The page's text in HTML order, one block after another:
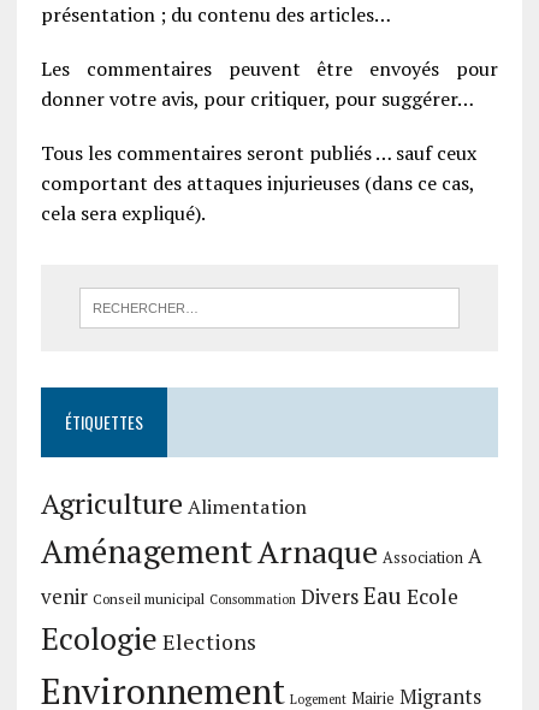
présentation ; du contenu des articles…
Les commentaires peuvent être envoyés pour
donner votre avis, pour critiquer, pour suggérer…
Tous les commentaires seront publiés … sauf ceux
comportant des attaques injurieuses (dans ce cas,
cela sera expliqué).
ÉTIQUETTES
Agriculture Alimentation
AménagementArnaque Association A
venir Conseil municipal Consommation DiversEau Ecole
Ecologie Elections
Environnement Logement Mairie Migrants